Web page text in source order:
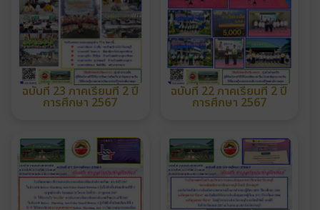
ฉบับที่ 23 ภาคเรียนที่ 2 ปี
การศึกษา 2567
ฉบับที่ 22 ภาคเรียนที่ 2 ปี
การศึกษา 2567